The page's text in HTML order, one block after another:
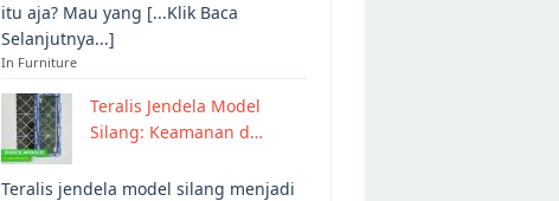
itu aja? Mau yang [...Klik Baca
Selanjutnya...]
In Furniture
Teralis Jendela Model
Silang: Keamanan d…
Teralis jendela model silang menjadi